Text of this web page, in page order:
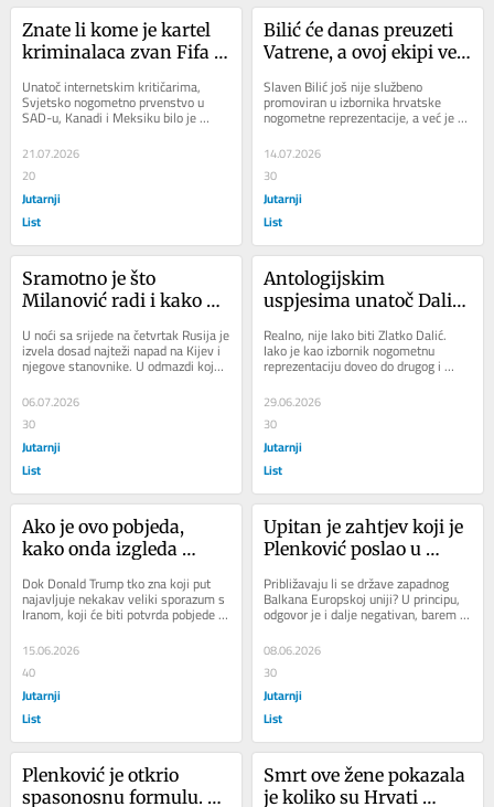
Znate li kome je kartel
kriminalaca zvan Fifa
Degutantno je i ovo što
radi MOO
Unatoč internetskim kritičarima,
Svjetsko nogometno prvenstvo u
SAD-u, Kanadi i Meksiku bilo je
dobro sa sportskog gledišta. Ali ono
je definitivno...
21.07.2026
20
Jutarnji
List
Bilić će danas preuzeti
Vatrene, a ovoj ekipi već
Argumenti su im
potpuno suludi
Slaven Bilić još nije službeno
promoviran u izbornika hrvatske
nogometne reprezentacije, a već je
njegov izbor stavljen pod znak
pitanja. Ali u...
14.07.2026
30
Jutarnji
List
Sramotno je što
Milanović radi i kako
instrukcije direktno iz
Kremlja
U noći sa srijede na četvrtak Rusija je
izvela dosad najteži napad na Kijev i
njegove stanovnike. U odmazdi koja
je podsjećala na Luftwaffeova...
06.07.2026
30
Jutarnji
List
Antologijskim
uspjesima unatoč Dalića
omalovažavaju.
Izbornik je dobrim
Realno, nije lako biti Zlatko Dalić.
Iako je kao izbornik nogometnu
reprezentaciju doveo do drugog i
trećeg mjesta na svijetu, što su
antologijski...
29.06.2026
30
Jutarnji
List
Ako je ovo pobjeda,
kako onda izgleda
Dok Donald Trump tko zna koji put
najavljuje nekakav veliki sporazum s
Iranom, koji će biti potvrda pobjede
Sjedinjenih Država, morate se
ozbiljno...
15.06.2026
40
Jutarnji
List
Upitan je zahtjev koji je
Plenković poslao u
hrvatskom interesu
Približavaju li se države zapadnog
Balkana Europskoj uniji? U principu,
odgovor je i dalje negativan, barem
što se tiče punopravnog članstva,
ali...
08.06.2026
30
Jutarnji
List
Plenković je otkrio
spasonosnu formulu.
Smrt ove žene pokazala
je koliko su Hrvati